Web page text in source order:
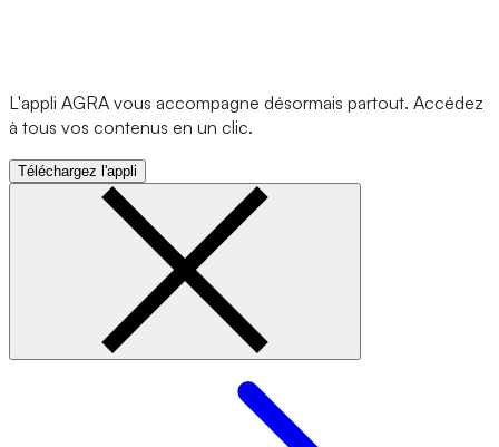
L'appli AGRA vous accompagne désormais partout. Accédez
à tous vos contenus en un clic.
Téléchargez l'appli